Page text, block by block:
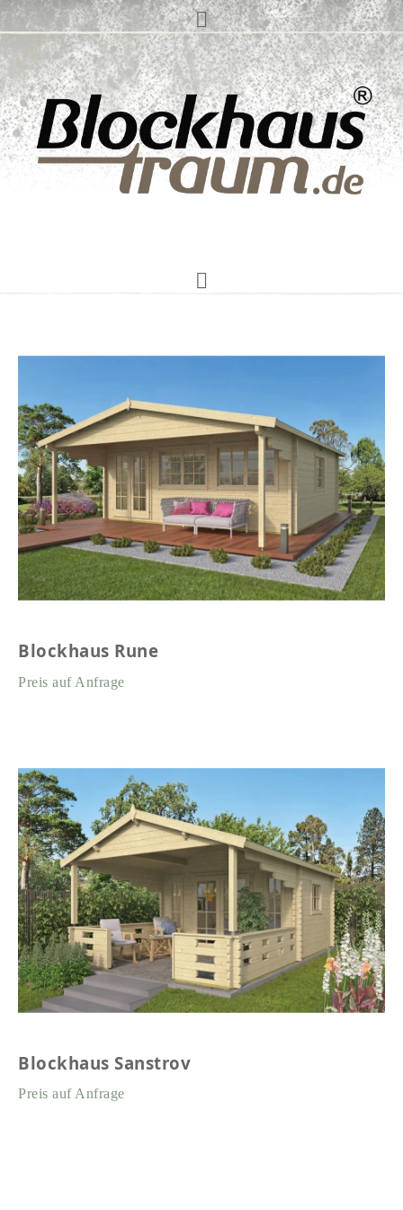
Blockhaus Rune
Preis auf Anfrage
Blockhaus Sanstrov
Preis auf Anfrage